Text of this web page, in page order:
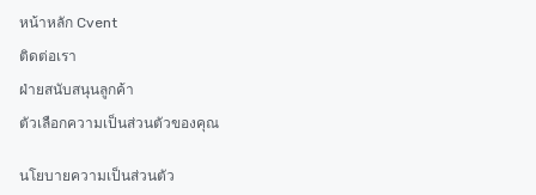
หน้าหลัก Cvent
ติดต่อเรา
ฝ่ายสนับสนุนลูกค้า
ตัวเลือกความเป็นส่วนตัวของคุณ
นโยบายความเป็นส่วนตัว